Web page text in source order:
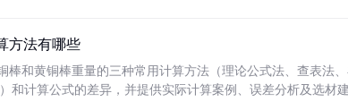
方法有哪些
棒和黄铜棒重量的三种常用计算方法（理论公式法、查表法
）和计算公式的差异，并提供实际计算案例、误差分析及选材